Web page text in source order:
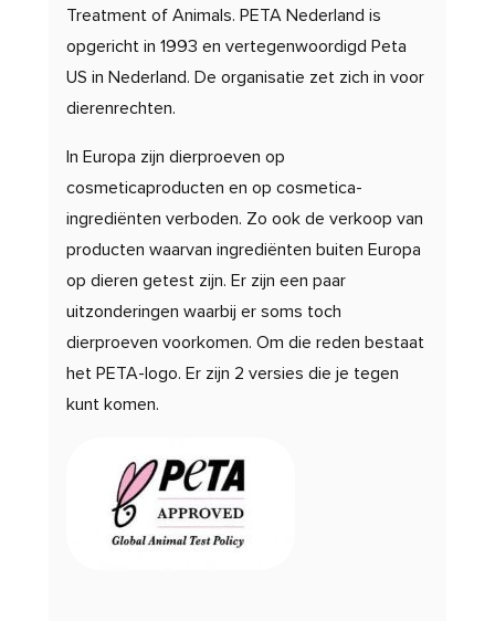
Treatment of Animals. PETA Nederland is
opgericht in 1993 en vertegenwoordigd Peta
US in Nederland. De organisatie zet zich in voor
dierenrechten.
In Europa zijn dierproeven op
cosmeticaproducten en op cosmetica-
ingrediënten verboden. Zo ook de verkoop van
producten waarvan ingrediënten buiten Europa
op dieren getest zijn. Er zijn een paar
uitzonderingen waarbij er soms toch
dierproeven voorkomen. Om die reden bestaat
het PETA-logo. Er zijn 2 versies die je tegen
kunt komen.